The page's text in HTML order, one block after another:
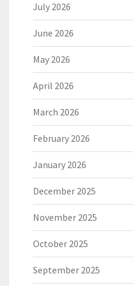
July 2026
June 2026
May 2026
April 2026
March 2026
February 2026
January 2026
December 2025
November 2025
October 2025
September 2025